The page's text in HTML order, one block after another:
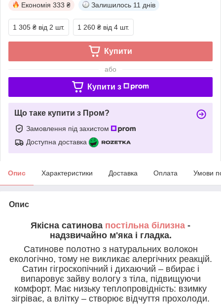
Економія 333 ₴ Залишилось 11 днів
1 305 ₴ від 2 шт. 1 260 ₴ від 4 шт.
Купити
або
Купити з
Що таке купити з Пром?
Замовлення під захистом
Доступна доставка
Опис Характеристики Доставка Оплата Умови
Опис
Якісна сатинова постільна білизна -
надзвичайно м'яка і гладка.
Сатинове полотно з натуральних волокон
екологічно, тому не викликає алергічних реакцій.
Сатин гігроскопічний і дихаючий – вбирає і
випаровує зайву вологу з тіла, підвищуючи
комфорт. Має низьку теплопровідність: взимку
зігріває, а влітку – створює відчуття прохолоди.